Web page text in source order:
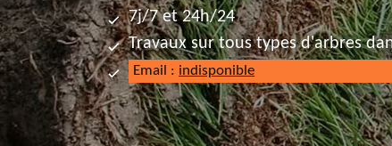
7j/7 et 24h/24
Travaux sur tous types d'arbres
Email : indisponible